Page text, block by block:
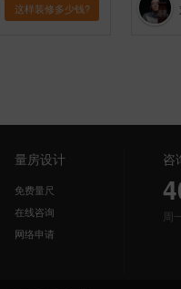
这样装修多少钱?
量房设计
免费量尺
在线咨询
网络申请
咨
周